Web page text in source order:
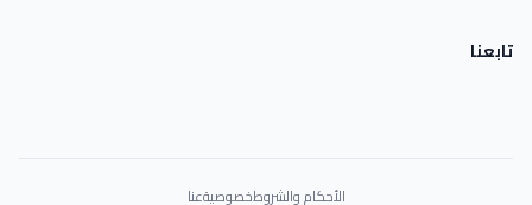
تابعنا
الأحكام والشروطخصوصيةعنا